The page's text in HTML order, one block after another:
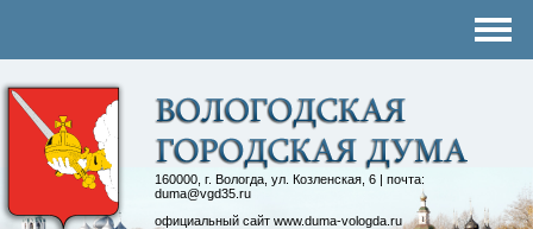
160000, г. Вологда, ул. Козленская, 6 | почта:
duma@vgd35.ru
официальный сайт www.duma-vologda.ru
Контакты
Депутатские объединения